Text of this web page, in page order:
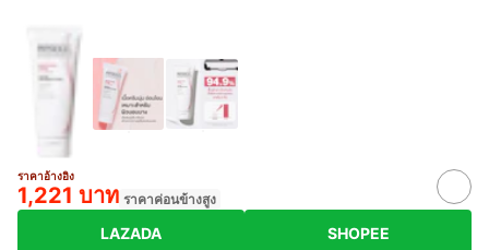
ราคาอ้างอิง
1,221 บาท ราคาค่อนข้างสูง
LAZADA SHOPEE